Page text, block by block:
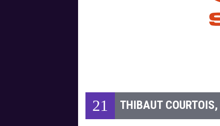
21 THIBAUT